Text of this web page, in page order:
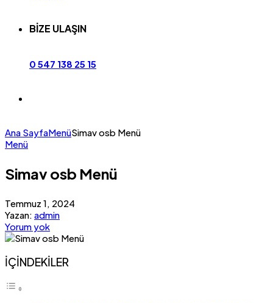
BİZE ULAŞIN
0 547 138 25 15
Ana SayfaMenüSimav osb Menü
Menü
Simav osb Menü
Temmuz 1, 2024
Yazan: admin
Yorum yok
İÇİNDEKİLER